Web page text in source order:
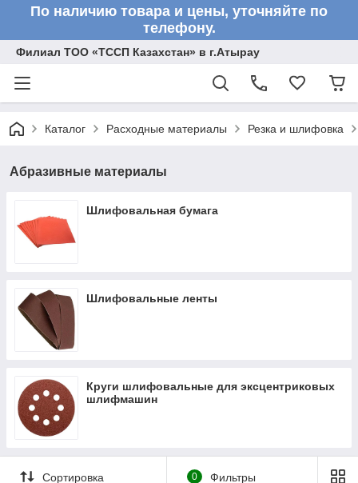
По наличию товара и цены, уточняйте по
телефону.
Филиал ТОО «ТССП Казахстан» в г.Атырау
Каталог Расходные материалы Резка и шлифовка
Абразивные материалы
Шлифовальная бумага
Шлифовальные ленты
Круги шлифовальные для эксцентриковых
шлифмашин
Сортировка 0 Фильтры